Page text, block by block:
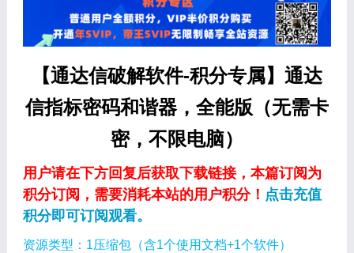
【通达信破解软件-积分专属】通达
信指标密码和谐器，全能版（无需卡
密，不限电脑）
用户请在下方回复后获取下载链接，本篇订阅为
积分订阅，需要消耗本站的用户积分！ 点击充值
积分即可订阅观看。
资源类型：1压缩包（含1个使用文档+1个软件）